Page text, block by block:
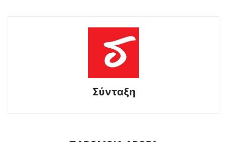
Σύνταξη